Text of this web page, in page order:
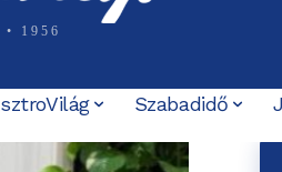
1956
Szabadidő